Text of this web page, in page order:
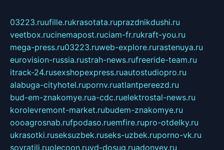
03223.ruufille.rukrasotata.ruprazdnikdushi.ru
veetbox.rucinemapost.ruciam-fr.rukraft-you.ru
mega-press.ru03223.ruweb-explore.rurastenuya.ru
eurovision-russia.rustrah-news.rufreeride-team.ru
itrack-24.rusexshopexpress.ruautostudiopro.ru
alabuga-cityhotel.rupornv.ruatlantpereezd.ru
bud-em-znakomye.rua-cdc.ruelektrostal-news.ru
korolevremont-market.rubudem-znakomye.ru
oooagrosnab.rufpodaso.ruemfire.rupro-otdelky.ru
ukrasotki.ruseksuzbek.ruseks-uzbek.ruporno-vk.ru
sovratili.ruolecoon.ruvd-dosug.ruadonyev.ru